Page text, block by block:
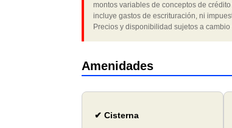
montos variables de conceptos de
incluye gastos de escrituración, ni
Precios y disponibilidad sujetos a
Amenidades
✔ Cisterna